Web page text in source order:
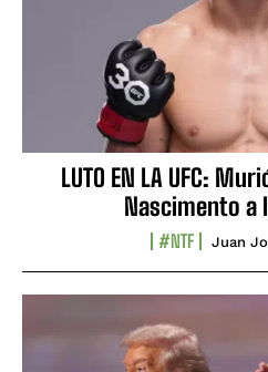
LUTO EN LA UFC:
Nascimento a
#NTF Juan